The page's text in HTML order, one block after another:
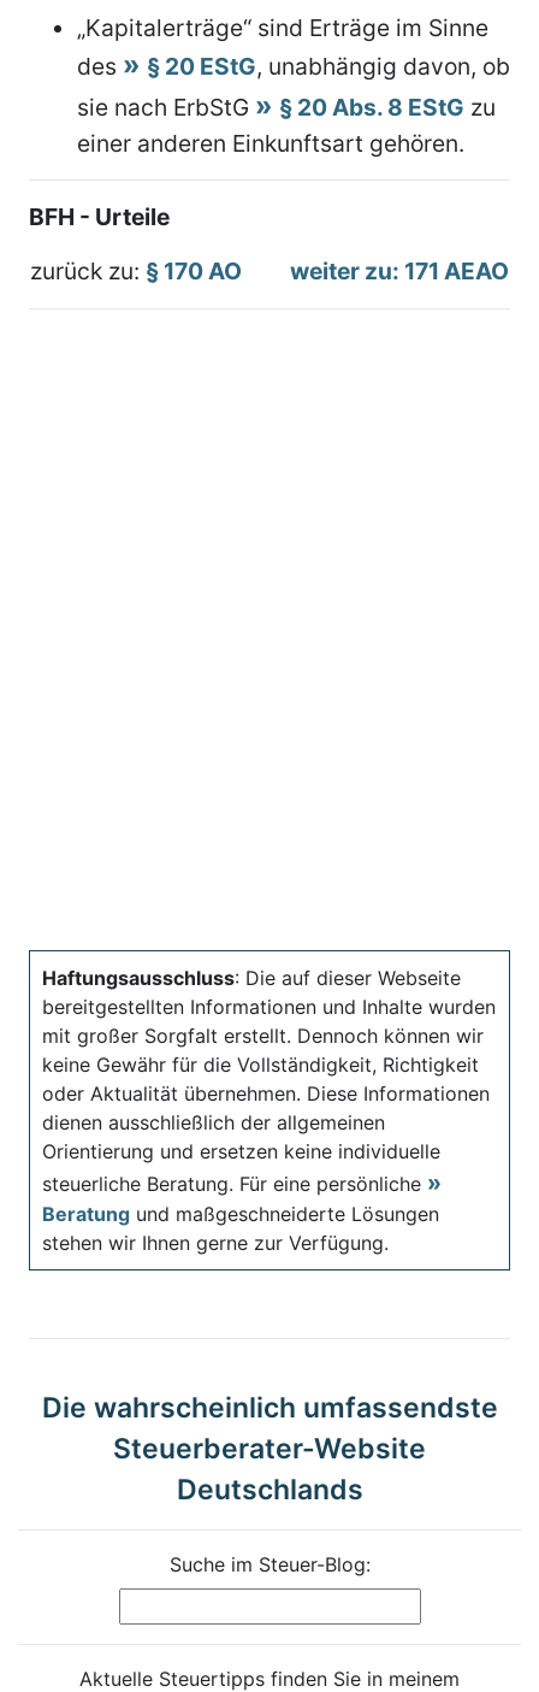
„Kapitalerträge“ sind Erträge im Sinne
des
§ 20 EStG, unabhängig davon, ob
sie nach ErbStG
§ 20 Abs. 8 EStG zu
einer anderen Einkunftsart gehören.
BFH - Urteile
zurück zu: § 170 AO weiter zu: 171 AEAO
Haftungsausschluss: Die auf dieser Webseite
bereitgestellten Informationen und Inhalte wurden
mit großer Sorgfalt erstellt. Dennoch können wir
keine Gewähr für die Vollständigkeit, Richtigkeit
oder Aktualität übernehmen. Diese Informationen
dienen ausschließlich der allgemeinen
Orientierung und ersetzen keine individuelle
steuerliche Beratung. Für eine persönliche
Beratung und maßgeschneiderte Lösungen
stehen wir Ihnen gerne zur Verfügung.
Die wahrscheinlich umfassendste
Steuerberater-Website
Deutschlands
Suche im Steuer-Blog:
Aktuelle Steuertipps finden Sie in meinem